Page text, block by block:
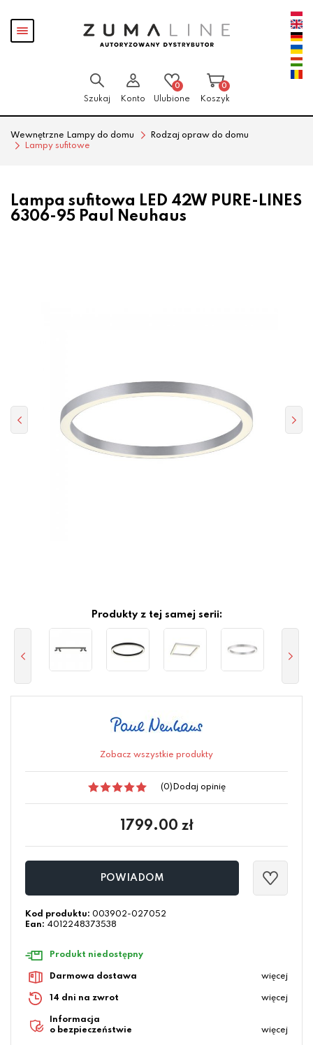
Pokaż
menu
Szukaj Konto
0
Ulubione
0
Koszyk
Wewnętrzne Lampy do domu
Rodzaj opraw do domu
Lampy sufitowe
Lampa sufitowa LED 42W PURE-LINES
6306-95 Paul Neuhaus
Produkty z tej samej serii:
Zobacz wszystkie produkty
(0) Dodaj opinię
1799.00 zł
POWIADOM
Kod produktu: 003902-027052
Ean: 4012248373538
Produkt niedostępny
Darmowa dostawa więcej
14 dni na zwrot więcej
Informacja
o bezpieczeństwie
więcej